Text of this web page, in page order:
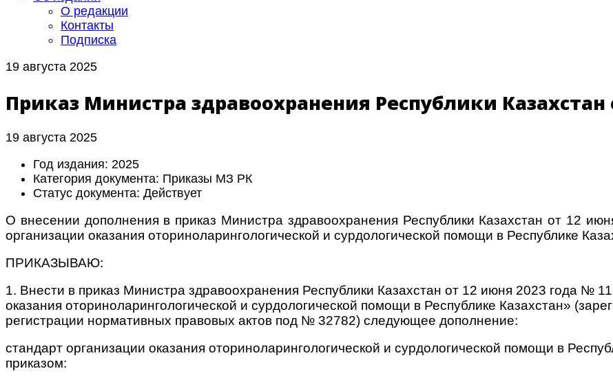
О редакции
Контакты
Подписка
19 августа 2025
Приказ Министра здравоохранения Республики Казахстан
19 августа 2025
Год издания: 2025
Категория документа: Приказы МЗ РК
Статус документа: Действует
О внесении дополнения в приказ Министра здравоохранения Республики Казахстан от 12
организации оказания оториноларингологической и сурдологической помощи в Республике
ПРИКАЗЫВАЮ:
1. Внести в приказ Министра здравоохранения Республики Казахстан от 12 июня 2023 года №
оказания оториноларингологической и сурдологической помощи в Республике Казахстан»
регистрации нормативных правовых актов под № 32782) следующее дополнение:
стандарт организации оказания оториноларингологической и сурдологической помощи в
приказом: